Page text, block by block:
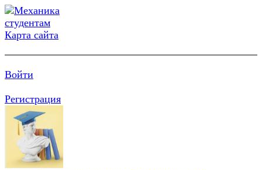
Карта сайта
Войти
Регистрация